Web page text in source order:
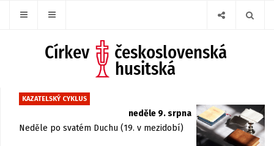
KAZATELSKÝ CYKLUS
neděle 9. srpna
Neděle po svatém Duchu (19. v mezidobí)